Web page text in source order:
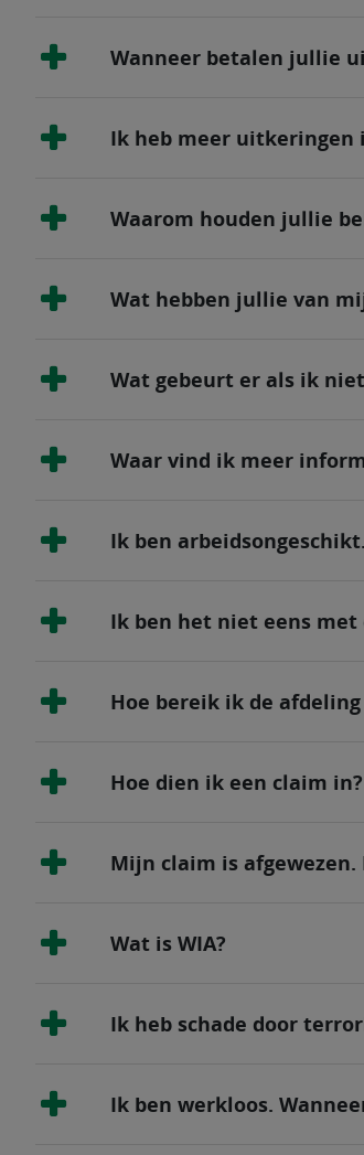
Wanneer betalen jullie
Ik heb meer uitkeringen
Waarom houden jullie
Wat hebben jullie van
Wat gebeurt er als ik
Waar vind ik meer
Ik ben
Ik ben het niet eens met
Hoe bereik ik de afdeling
Hoe dien ik een claim in?
Mijn claim is
Wat is WIA?
Ik heb schade door
Ik ben werkloos.